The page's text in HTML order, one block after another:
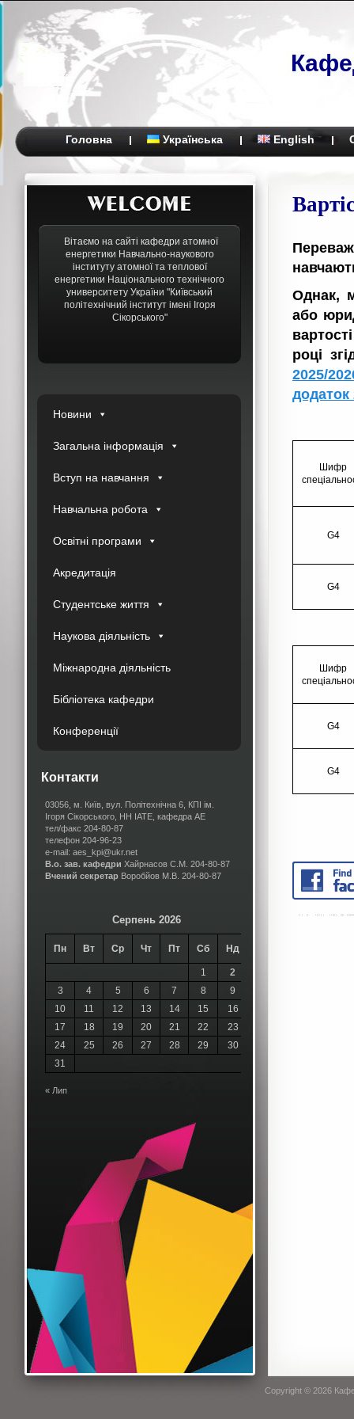
Головна Українська English
Вітаємо на сайті кафедри атомної
енергетики Навчально-наукового
інституту атомної та теплової
енергетики Національного технічного
университету України "Київський
політехнічний інститут імені Ігоря
Сікорського"
Новини
Загальна інформація
Вступ на навчання
Навчальна робота
Освітні програми
Акредитація
Студентське життя
Наукова діяльність
Міжнародна діяльність
Бібліотека кафедри
Конференції
Контакти
03056, м. Київ, вул. Політехнічна 6, КПІ ім.
Ігоря Сікорського, НН ІАТЕ, кафедра АЕ
тел/факс 204-80-87
телефон 204-96-23
e-mail: aes_kpi@ukr.net
В.о. зав. кафедри Хайрнасов С.М. 204-80-87
Вчений секретар Воробйов М.В. 204-80-87
Серпень 2026
Пн Вт Ср Чт Пт Сб Нд
1
2
3
4 5 6 7 8
9
10
11 12 13 14 15
16
17
18 19 20 21 22
23
24
25 26 27 28 29
30
31
« Лип
Однак,
або
році
2025/
додаток
Шифр
G4
G4
Шифр
G4
G4
Copyright © 2026